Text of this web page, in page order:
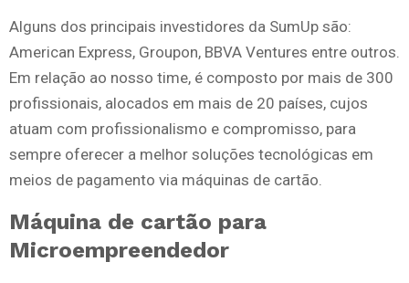
Alguns dos principais investidores da SumUp são:
American Express, Groupon, BBVA Ventures entre outros.
Em relação ao nosso time, é composto por mais de 300
profissionais, alocados em mais de 20 países, cujos
atuam com profissionalismo e compromisso, para
sempre oferecer a melhor soluções tecnológicas em
meios de pagamento via máquinas de cartão.
Máquina de cartão para
Microempreendedor